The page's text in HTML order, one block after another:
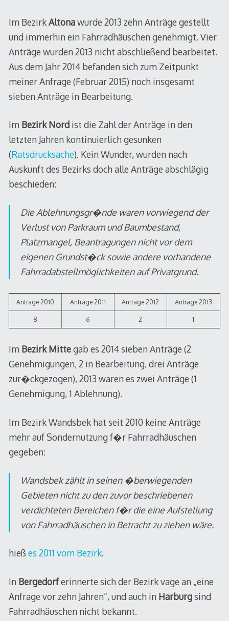
Im BezirkAltonawurde 2013 zehn Anträge gestellt
und immerhin ein Fahrradhäuschen genehmigt. Vier
Anträge wurden 2013 nicht abschließend bearbeitet.
Aus dem Jahr 2014 befanden sich zum Zeitpunkt
meiner Anfrage (Februar 2015) noch insgesamt
sieben Anträge in Bearbeitung.
Im Bezirk Nordist die Zahl der Anträge in den
letzten Jahren kontinuierlich gesunken
(Ratsdrucksache). Kein Wunder, wurden nach
Auskunft des Bezirks doch alle Anträge abschlägig
beschieden:
Die Ablehnungsgr�nde waren vorwiegend der
Verlust von Parkraum und Baumbestand,
Platzmangel, Beantragungen nicht vor dem
eigenen Grundst�ck sowie andere vorhandene
Fahrradabstellmöglichkeiten auf Privatgrund.
Anträge 2010 Anträge 2011 Anträge 2012 Anträge 2013
8 6 2 1
Im Bezirk Mittegab es 2014 sieben Anträge (2
Genehmigungen, 2 in Bearbeitung, drei Anträge
zur�ckgezogen), 2013 waren es zwei Anträge (1
Genehmigung, 1 Ablehnung).
Im Bezirk Wandsbek hat seit 2010 keine Anträge
mehr auf Sondernutzung f�r Fahrradhäuschen
gegeben:
Wandsbek zählt in seinen �berwiegenden
Gebieten nicht zu den zuvor beschriebenen
verdichteten Bereichen f�r die eine Aufstellung
von Fahrradhäuschen in Betracht zu ziehen wäre.
hieß es 2011 vom Bezirk.
In Bergedorferinnerte sich der Bezirk vage an „eine
Anfrage vor zehn Jahren“, und auch in Harburgsind
Fahrradhäuschen nicht bekannt.